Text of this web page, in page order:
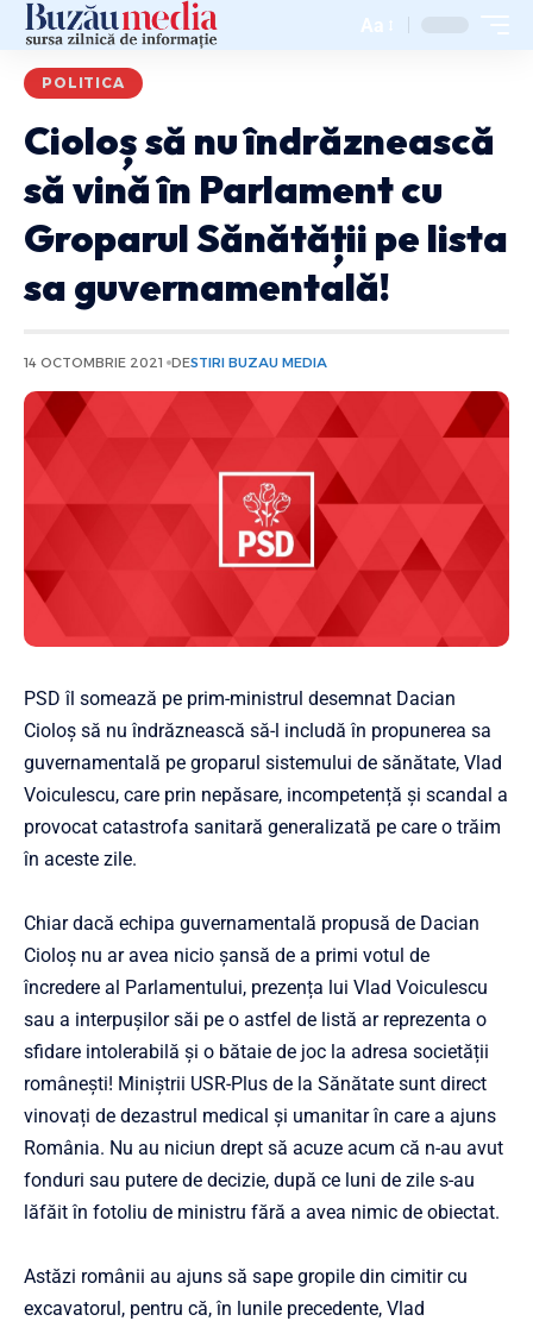
Aa
POLITICA
Cioloș să nu îndrăznească
să vină în Parlament cu
Groparul Sănătății pe lista
sa guvernamentală!
14 OCTOMBRIE 2021 DESTIRI BUZAU MEDIA
PSD îl somează pe prim-ministrul desemnat Dacian
Cioloș să nu îndrăznească să-l includă în propunerea sa
guvernamentală pe groparul sistemului de sănătate, Vlad
Voiculescu, care prin nepăsare, incompetență și scandal a
provocat catastrofa sanitară generalizată pe care o trăim
în aceste zile.
Chiar dacă echipa guvernamentală propusă de Dacian
Cioloș nu ar avea nicio șansă de a primi votul de
încredere al Parlamentului, prezența lui Vlad Voiculescu
sau a interpușilor săi pe o astfel de listă ar reprezenta o
sfidare intolerabilă și o bătaie de joc la adresa societății
românești! Miniștrii USR-Plus de la Sănătate sunt direct
vinovați de dezastrul medical și umanitar în care a ajuns
România. Nu au niciun drept să acuze acum că n-au avut
fonduri sau putere de decizie, după ce luni de zile s-au
lăfăit în fotoliu de ministru fără a avea nimic de obiectat.
Astăzi românii au ajuns să sape gropile din cimitir cu
excavatorul, pentru că, în lunile precedente, Vlad